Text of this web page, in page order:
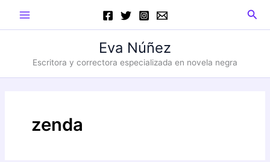
Main
Menu
Eva Núñez
Escritora y correctora especializada en novela negra
zenda